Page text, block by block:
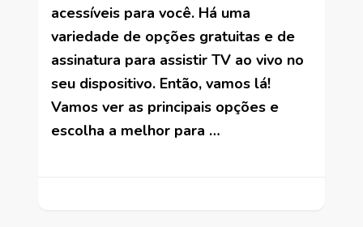
acessíveis para você. Há uma
variedade de opções gratuitas e de
assinatura para assistir TV ao vivo no
seu dispositivo. Então, vamos lá!
Vamos ver as principais opções e
escolha a melhor para …